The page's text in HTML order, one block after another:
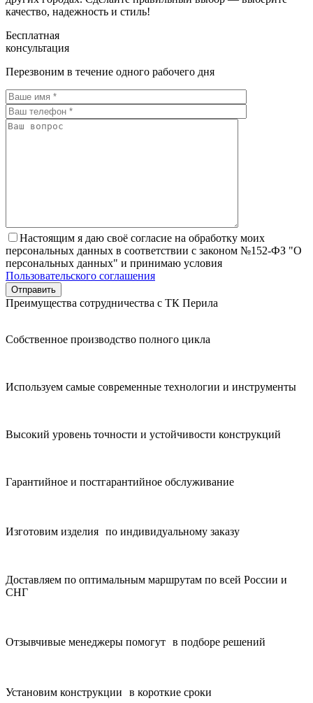
качество, надежность и стиль!
Бесплатная
консультация
Перезвоним в течение одного рабочего дня
Настоящим я даю своё согласие на обработку моих
персональных данных в соответствии с законом №152-ФЗ "О
персональных данных" и принимаю условия
Пользовательского соглашения
Преимущества сотрудничества с ТК Перила
Собственное производство полного цикла
Используем самые современные технологии и инструменты
Высокий уровень точности и устойчивости конструкций
Гарантийное и постгарантийное обслуживание
Изготовим изделия по индивидуальному заказу
Доставляем по оптимальным маршрутам по всей России и
СНГ
Отзывчивые менеджеры помогут в подборе решений
Установим конструкции в короткие сроки